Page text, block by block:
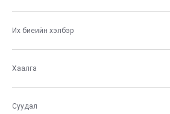
Их биеийн хэлбэр
Хаалга
Суудал